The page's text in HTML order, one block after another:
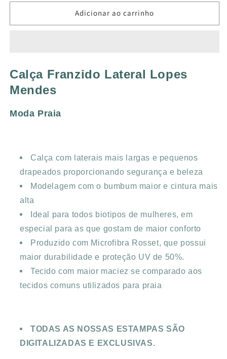
quantidade
CALÇA
quantidade
de
CALÇA
Adicionar ao carrinho
Calça Franzido Lateral Lopes
Mendes
Moda Praia
Calça com laterais mais largas e pequenos
drapeados proporcionando segurança e beleza
Modelagem com o bumbum maior e cintura mais
alta
Ideal para todos biotipos de mulheres, em
especial para as que gostam de maior conforto
Produzido com Microfibra Rosset, que possui
maior durabilidade e proteção UV de 50%.
Tecido com maior maciez se comparado aos
tecidos comuns utilizados para praia
TODAS AS NOSSAS ESTAMPAS SÃO
DIGITALIZADAS E EXCLUSIVAS.